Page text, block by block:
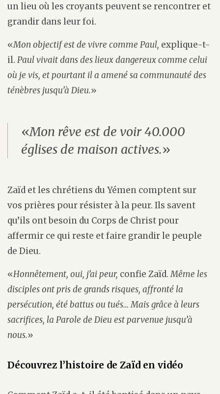
un lieu où les croyants peuvent se rencontrer et
grandir dans leur foi.
«Mon objectif est de vivre comme Paul, explique-t-
il. Paul vivait dans des lieux dangereux comme celui
où je vis, et pourtant il a amené sa communauté des
ténèbres jusqu’à Dieu.»
«Mon rêve est de voir 40.000
églises de maison actives.»
Zaïd et les chrétiens du Yémen comptent sur
vos prières pour résister à la peur. Ils savent
qu’ils ont besoin du Corps de Christ pour
affermir ce qui reste et faire grandir le peuple
de Dieu.
«Honnêtement, oui, j’ai peur, confie Zaïd.Même les
disciples ont pris de grands risques, affronté la
persécution, été battus ou tués… Mais grâce à leurs
sacrifices, la Parole de Dieu est parvenue jusqu’à
nous.»
Découvrez l’histoire de Zaïd en vidéo